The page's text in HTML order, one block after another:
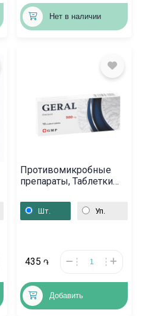
Нет в наличии
Противомикробные
препараты, Таблетки
Վրաստան
Шт. Уп.
435 ֏
Добавить